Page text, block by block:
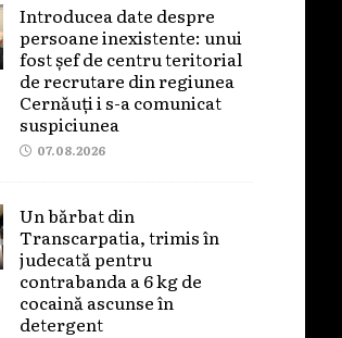
Introducea date despre
persoane inexistente: unui
fost șef de centru teritorial
de recrutare din regiunea
Cernăuți i s-a comunicat
suspiciunea
07.08.2026
Un bărbat din
Transcarpatia, trimis în
judecată pentru
contrabanda a 6 kg de
cocaină ascunse în
detergent